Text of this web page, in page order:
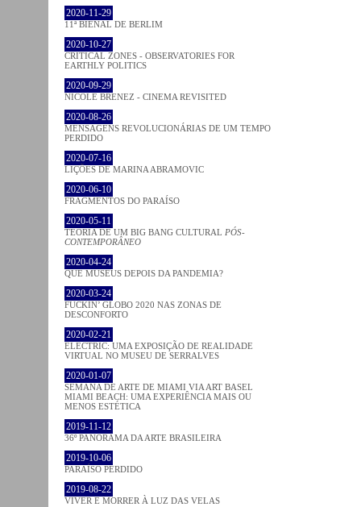
2020-11-29
11ª BIENAL DE BERLIM
2020-10-27
CRITICAL ZONES - OBSERVATORIES FOR
EARTHLY POLITICS
2020-09-29
NICOLE BRENEZ - CINEMA REVISITED
2020-08-26
MENSAGENS REVOLUCIONÁRIAS DE UM TEMPO
PERDIDO
2020-07-16
LIÇÕES DE MARINA ABRAMOVIC
2020-06-10
FRAGMENTOS DO PARAÍSO
2020-05-11
TEORIA DE UM BIG BANG CULTURAL PÓS-
CONTEMPORÂNEO
2020-04-24
QUE MUSEUS DEPOIS DA PANDEMIA?
2020-03-24
FUCKIN’ GLOBO 2020 NAS ZONAS DE
DESCONFORTO
2020-02-21
ELECTRIC: UMA EXPOSIÇÃO DE REALIDADE
VIRTUAL NO MUSEU DE SERRALVES
2020-01-07
SEMANA DE ARTE DE MIAMI VIA ART BASEL
MIAMI BEACH: UMA EXPERIÊNCIA MAIS OU
MENOS ESTÉTICA
2019-11-12
36º PANORAMA DA ARTE BRASILEIRA
2019-10-06
PARAÍSO PERDIDO
2019-08-22
VIVER E MORRER À LUZ DAS VELAS